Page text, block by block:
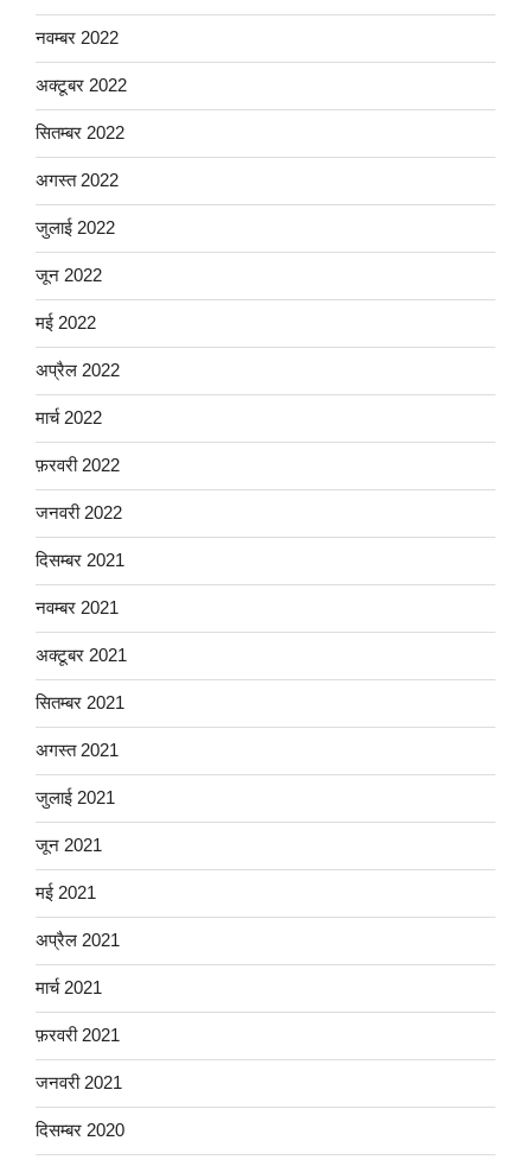
नवम्बर 2022
अक्टूबर 2022
सितम्बर 2022
अगस्त 2022
जुलाई 2022
जून 2022
मई 2022
अप्रैल 2022
मार्च 2022
फ़रवरी 2022
जनवरी 2022
दिसम्बर 2021
नवम्बर 2021
अक्टूबर 2021
सितम्बर 2021
अगस्त 2021
जुलाई 2021
जून 2021
मई 2021
अप्रैल 2021
मार्च 2021
फ़रवरी 2021
जनवरी 2021
दिसम्बर 2020